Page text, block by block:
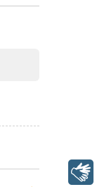
Libras